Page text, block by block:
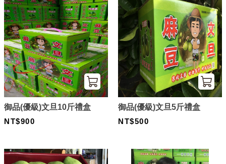
御品(優級)文旦10斤禮盒
NT$900
御品(優級)文旦5斤禮盒
NT$500